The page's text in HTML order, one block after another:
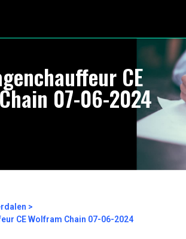
CE
07-06-2024
CE Wolfram Chain 07-06-2024